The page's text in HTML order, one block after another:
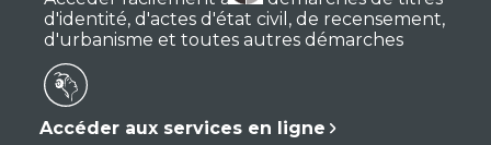
d'identité, d'actes d'état civil, de recensement,
d'urbanisme et toutes autres démarches
Accéder aux services en ligne